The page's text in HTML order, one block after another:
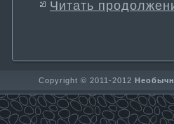
Читать
Copyright © 2011-2012